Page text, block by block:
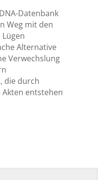
Datenbank
Weg mit den
Alternative
Verwechslung
die durch
entstehen